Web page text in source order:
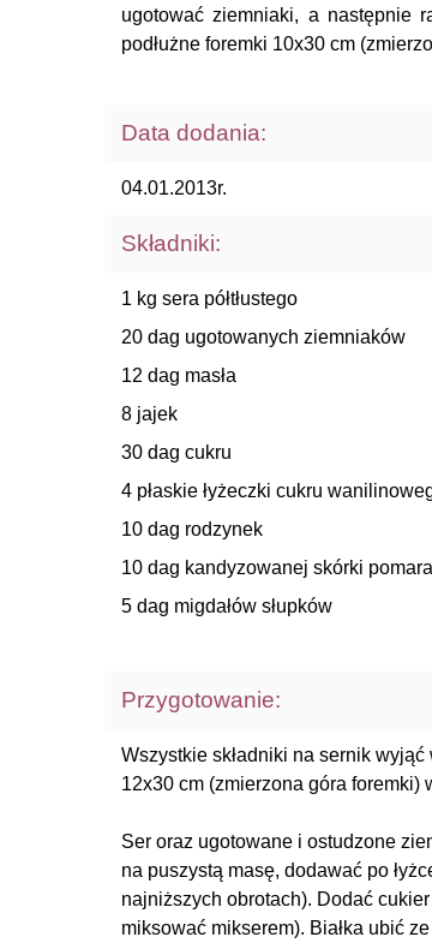
ugotować ziemniaki, a następnie
podłużne foremki 10x30 cm
Data dodania:
04.01.2013r.
Składniki:
1 kg sera półtłustego
20 dag ugotowanych ziemniaków
12 dag masła
8 jajek
30 dag cukru
4 płaskie łyżeczki cukru
10 dag rodzynek
10 dag kandyzowanej skórki
5 dag migdałów słupków
Przygotowanie:
Wszystkie składniki na sernik
12x30 cm (zmierzona góra foremki)
Ser oraz ugotowane i ostudzone
na puszystą masę, dodawać po
najniższych obrotach). Dodać
miksować mikserem). Białka ubić